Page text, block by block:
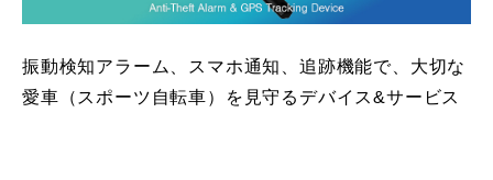
振動検知アラーム、スマホ通知、追跡機能で、大切な
愛車（スポーツ自転車）を見守るデバイス&サービス